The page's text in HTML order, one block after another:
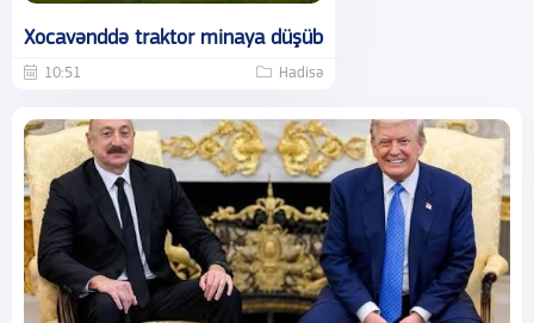
Xocavənddə traktor minaya düşüb
10:51 Hadisə